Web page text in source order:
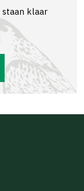
klaar